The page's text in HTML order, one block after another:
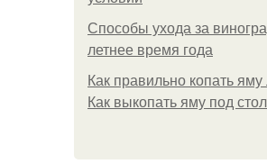
Способы ухода за
летнее время года
Как правильно копать яму
Как выкопать яму под